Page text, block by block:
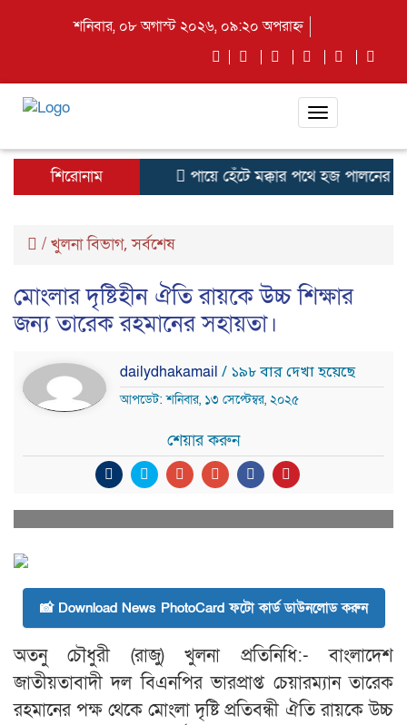
শনিবার, ০৮ অগাস্ট ২০২৬, ০৯:২০ অপরাহ্ন
Toggle
শিরোনাম
পায়ে হেঁটে মক্কার পথে হজ পালনের
/ খুলনা বিভাগ,সর্বশেষ
মোংলার দৃষ্টিহীন ঐতি রায়কে উচ্চ শিক্ষার
জন্য তারেক রহমানের সহায়তা।
dailydhakamail / ১৯৮ বার দেখা হয়েছে
আপডেট: শনিবার, ১৩ সেপ্টেম্বর, ২০২৫
শেয়ার করুন
📸 Download News PhotoCard ফটো কার্ড ডাউনলোড করুন
অতনু চৌধুরী (রাজু) খুলনা প্রতিনিধি:- বাংলাদেশ
জাতীয়তাবাদী দল বিএনপির ভারপ্রাপ্ত চেয়ারম্যান তারেক
রহমানের পক্ষ থেকে মোংলা দৃষ্টি প্রতিবন্ধী ঐতি রায়কে উচ্চ